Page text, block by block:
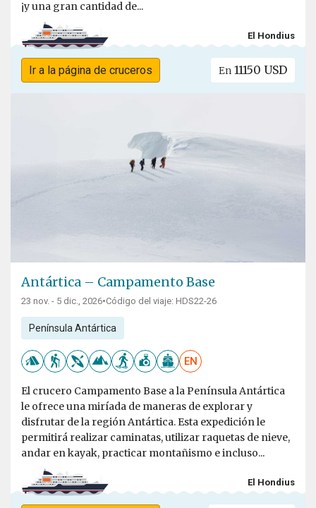
¡y una gran cantidad de...
El Hondius
Ir a la página de cruceros En 11150 USD
Antártica – Campamento Base
23 nov. - 5 dic., 2026•Código del viaje: HDS22-26
Península Antártica
EN
El crucero Campamento Base a la Península Antártica
le ofrece una miríada de maneras de explorar y
disfrutar de la región Antártica. Esta expedición le
permitirá realizar caminatas, utilizar raquetas de nieve,
andar en kayak, practicar montañismo e incluso...
El Hondius